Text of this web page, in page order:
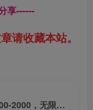
享------
请收藏本站。
（6345期）百家号矩阵玩法，单号月产1000-2000，无限放大